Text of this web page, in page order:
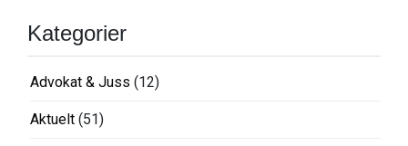
Kategorier
Advokat & Juss (12)
Aktuelt (51)